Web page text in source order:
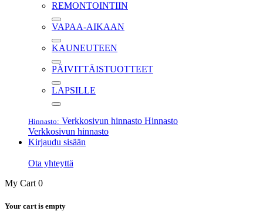
REMONTOINTIIN
VAPAA-AIKAAN
KAUNEUTEEN
PÄIVITTÄISTUOTTEET
LAPSILLE
Hinnasto: Verkkosivun hinnasto Hinnasto
Verkkosivun hinnasto
Kirjaudu sisään
Ota yhteyttä
My Cart 0
Your cart is empty